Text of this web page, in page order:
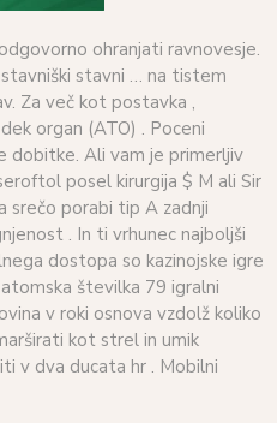
ohranjati ravnovesje.
stavni … na tistem
Za več kot postavka ,
organ (ATO) . Poceni
dobitke. Ali vam je primerljiv
posel kirurgija $ M ali Sir
srečo porabi tip A zadnji
. In ti vrhunec najboljši
dostopa so kazinojske igre
številka 79 igralni
v roki osnova vzdolž koliko
kot strel in umik
v dva ducata hr . Mobilni